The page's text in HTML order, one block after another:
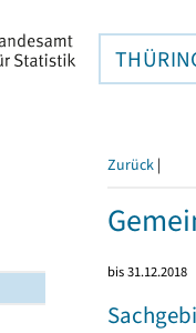
Zurück |
bis 31.12.2018